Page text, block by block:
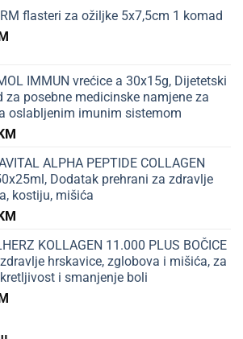
flasteri za ožiljke 5x7,5cm 1 komad
IMMUN vrećice a 30x15g, Dijetetski
za posebne medicinske namjene za
oslabljenim imunim sistemom
KM
ALPHA PEPTIDE COLLAGEN
Dodatak prehrani za zdravlje
kostiju, mišića
KM
KOLLAGEN 11.000 PLUS BOČICE
hrskavice, zglobova i mišića, za
i smanjenje boli